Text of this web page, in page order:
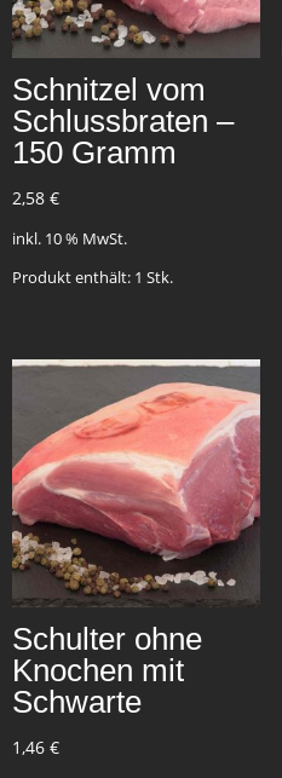
Schnitzel vom
Schlussbraten –
150 Gramm
2,58 €
inkl. 10 % MwSt.
Produkt enthält: 1 Stk.
Schulter ohne
Knochen mit
Schwarte
1,46 €